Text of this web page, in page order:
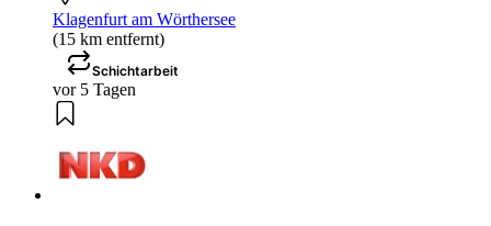
Klagenfurt am Wörthersee
(15 km entfernt)
Schichtarbeit
vor 5 Tagen